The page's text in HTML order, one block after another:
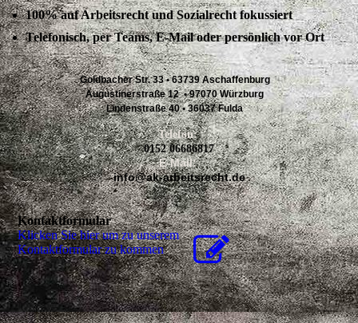
100% auf Arbeitsrecht und Sozialrecht fokussiert
Telefonisch, per Teams, E-Mail oder persönlich vor Ort
Goldbacher Str. 33 •63739 Aschaffenburg
Augustinerstraße 12 • 97070 Würzburg
Lindenstraße 40 • 36037 Fulda
Telefon:
0152 06686817
E-Mail:
info@ak-arbeitsrecht.de
Kontaktformular
Klicken Sie hier um zu unserem
Kon­takt­for­mu­lar zu kommen